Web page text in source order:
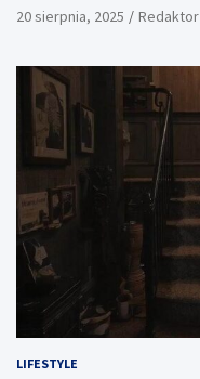
20 sierpnia, 2025 Redaktor
LIFESTYLE